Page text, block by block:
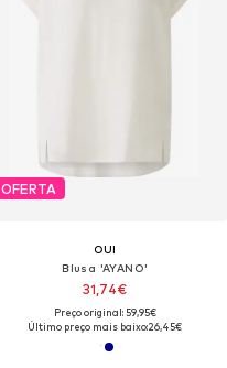
OFERTA
OUI
Blusa 'AYANO'
31,74€
Preço original: 59,95€
Último preço mais baixo:26,45€